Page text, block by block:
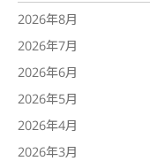
2026年8月
2026年7月
2026年6月
2026年5月
2026年4月
2026年3月